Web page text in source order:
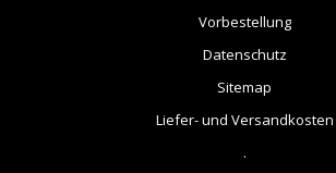
Vorbestellung
Datenschutz
Sitemap
Liefer- und Versandkosten
.